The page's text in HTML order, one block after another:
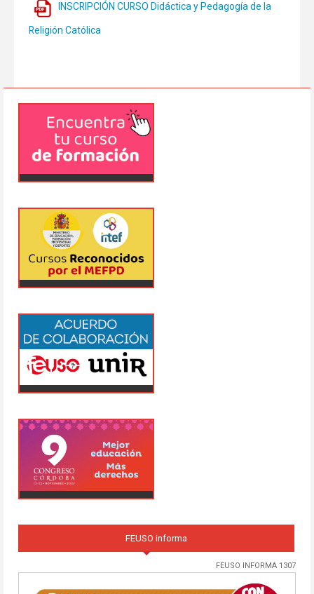
INSCRIPCIÓN CURSO Didáctica y Pedagogía de la
Religión Católica
FEUSO informa
FEUSO INFORMA 1307